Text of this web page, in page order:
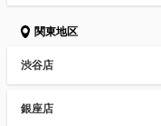
関東地区
渋谷店
銀座店